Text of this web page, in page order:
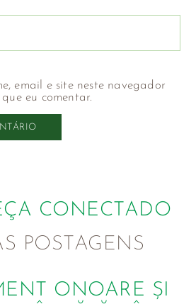
email e site neste navegador
eu comentar.
CONECTADO
POSTAGENS
ONOARE ȘI